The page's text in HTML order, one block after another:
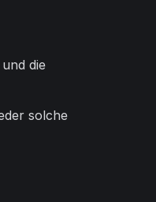
die
solche